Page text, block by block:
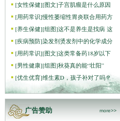
[女性保健][图文]子宫肌瘤是什么原因
[用药常识]慢性萎缩性胃炎联合用药方
[养生保健][组图]这不是养生是找病 这
[疾病预防]染发剂烫发剂中的化学成分
[用药常识][图文]这类常备药18岁以下
[男性健康][组图]秋葵真的能“壮阳”
[优生优育]维生素D，孩子补对了吗？
广告赞助 more>>